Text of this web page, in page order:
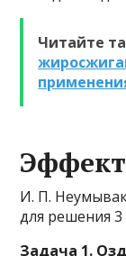
Читайте
И. П.
для решения 3
Задача 1.